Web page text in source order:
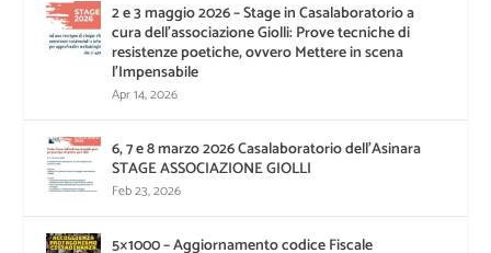
2 e 3 maggio 2026 – Stage in Casalaboratorio a
cura dell’associazione Giolli: Prove tecniche di
resistenze poetiche, ovvero Mettere in scena
l’Impensabile
Apr 14, 2026
6, 7 e 8 marzo 2026 Casalaboratorio dell’Asinara
STAGE ASSOCIAZIONE GIOLLI
Feb 23, 2026
5×1000 – Aggiornamento codice Fiscale